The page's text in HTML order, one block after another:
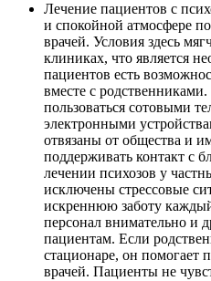
Лечение пациентов с
и спокойной атмосфере
врачей. Условия здесь
клиниках, что является
пациентов есть
вместе с
пользоваться сотовыми
электронными
отвязаны от общества и
поддерживать контакт с
лечении психозов у
исключены стрессовые
искреннюю заботу
персонал внимательно и
пациентам. Если
стационаре, он помогает
врачей. Пациенты не